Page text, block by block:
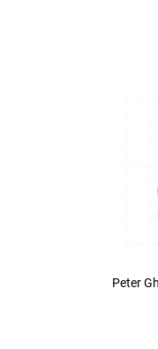
Peter